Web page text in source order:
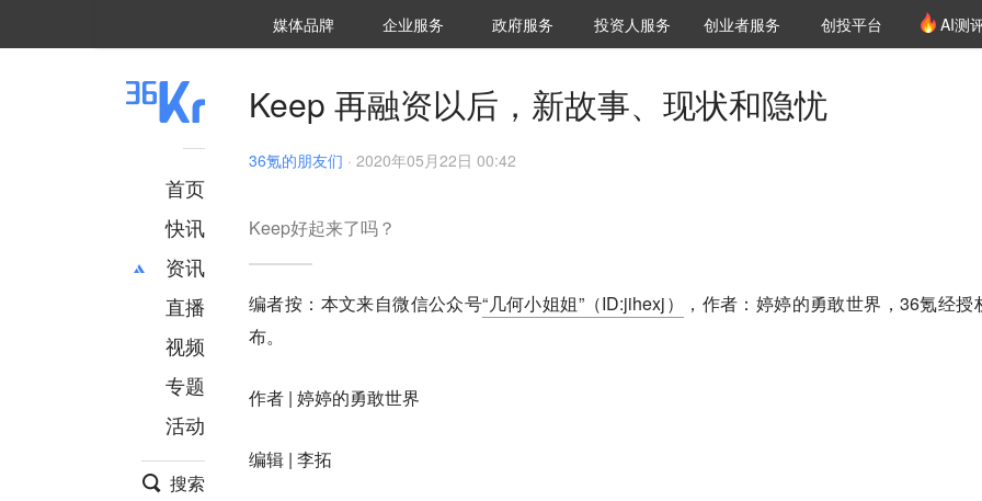
媒体品牌 36Kr研究院
企业服务 城市之窗
政府服务 VClub投资机构库
投资机构职位推介
投资人服务 创投氪堂
创业者服务 创投平台 AI测
首页
快讯
资讯
推荐
财经
项目推荐
安徽
直播
视频
专题
活动
搜索
Keep 再融资以后，新故事、现状和隐忧
36氪的朋友们 · 2020年05月22日 00:42
Keep好起来了吗？
编者按：本文来自微信公众号“几何小姐姐”（ID:jihexj）
，作者：婷婷的勇敢世界，36氪经授
布。
作者 | 婷婷的勇敢世界
编辑 | 李拓